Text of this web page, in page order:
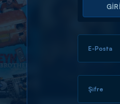
E-Posta
Şifre